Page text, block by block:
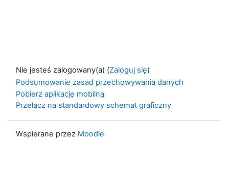
Nie jesteś zalogowany(a) (Zaloguj się)
Podsumowanie zasad przechowywania danych
Pobierz aplikację mobilną
Przełącz na standardowy schemat graficzny
Wspierane przez Moodle